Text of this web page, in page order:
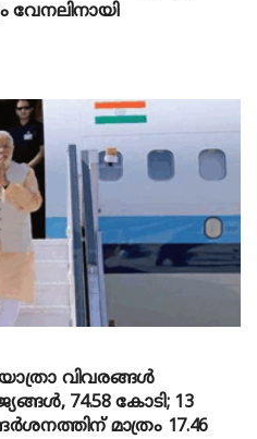
വേനലിനായി
വിവരങ്ങൾ
74.58 കോടി; 13
മാത്രം 17.46